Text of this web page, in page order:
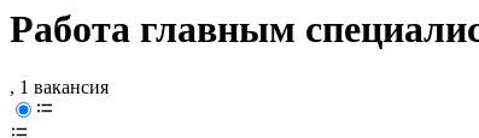
Работа главным
, 1 вакансия